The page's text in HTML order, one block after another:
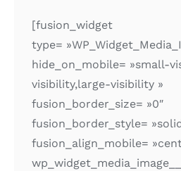
[fusion_widget
type=
hide_on_mobile= »small-
visibility,large-visibility »
fusion_border_size= »0″
fusion_border_style=
fusion_align_mobile=